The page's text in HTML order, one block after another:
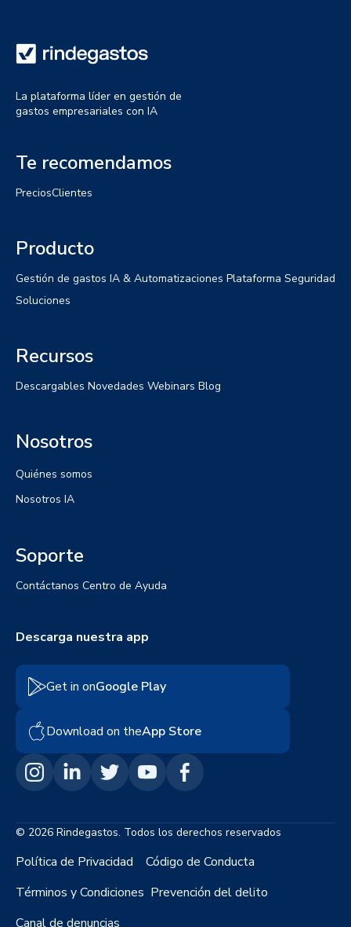
La plataforma líder en gestión de
gastos empresariales con IA
Te recomendamos
PreciosClientes
Producto
Gestión de gastos IA & Automatizaciones Plataforma Seguridad
Soluciones
Recursos
Descargables Novedades Webinars Blog
Nosotros
Quiénes somos
Nosotros IA
Soporte
Contáctanos Centro de Ayuda
© 2026 Rindegastos. Todos los derechos reservados
Política de Privacidad
Código de Conducta
Términos y Condiciones Prevención del delito
Canal de denuncias
Descarga nuestra app
Get in onGoogle Play
Download on theApp Store